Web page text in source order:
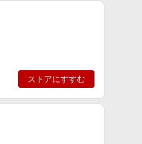
ストアにすすむ